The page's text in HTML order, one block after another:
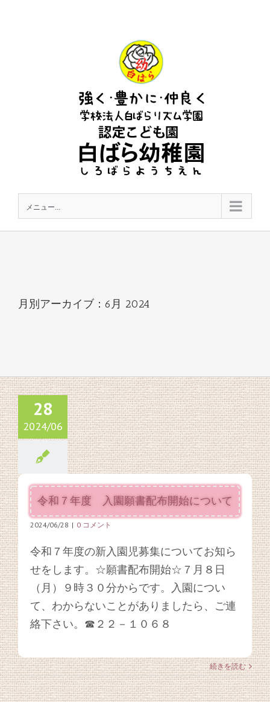
メニュー...
月別アーカイブ： 6月 2024
28
2024/06
令和７年度 入園願書配布開始について
2024/06/28 | 0 コメント
令和７年度の新入園児募集についてお知ら
せをします。☆願書配布開始☆７月８日
（月）９時３０分からです。入園につい
て、わからないことがありましたら、ご連
絡下さい。☎２２－１０６８
続きを読む